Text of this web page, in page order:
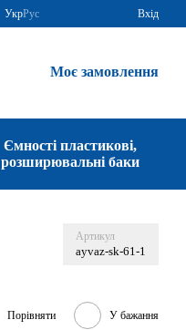
УкрРус Вхід
Моє замовлення
Ємності пластикові,
розширювальні баки
Артикул
ayvaz-sk-61-1
Порівняти У бажання